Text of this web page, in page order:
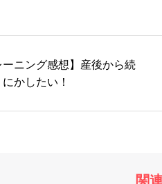
ーニング感想】産後から続
かしたい！
関